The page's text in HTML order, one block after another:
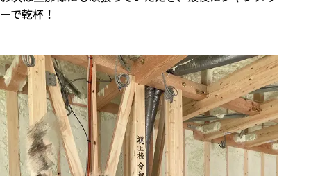
ーで乾杯！